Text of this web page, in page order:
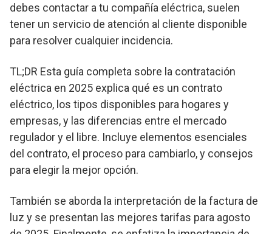
debes contactar a tu compañía eléctrica, suelen
tener un servicio de atención al cliente disponible
para resolver cualquier incidencia.
TL;DR Esta guía completa sobre la contratación
eléctrica en 2025 explica qué es un contrato
eléctrico, los tipos disponibles para hogares y
empresas, y las diferencias entre el mercado
regulador y el libre. Incluye elementos esenciales
del contrato, el proceso para cambiarlo, y consejos
para elegir la mejor opción.
También se aborda la interpretación de la factura de
luz y se presentan las mejores tarifas para agosto